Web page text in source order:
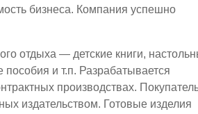
бизнеса. Компания успешно
отдыха — детские книги,
и т.п. Разрабатывается
производствах.
издательством. Готовые изделия